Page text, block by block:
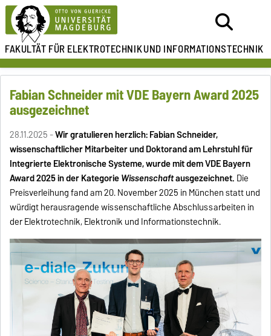
FAKULTÄT FÜR ELEKTROTECHNIKUND INFORMATIONSTECHNIK
Fabian Schneider mit VDE Bayern Award 2025
ausgezeichnet
28.11.2025 -Wir gratulieren herzlich: Fabian Schneider,
wissenschaftlicher Mitarbeiter und Doktorand am Lehrstuhl für
Integrierte Elektronische Systeme, wurde mit dem VDE Bayern
Award 2025 in der KategorieWissenschaftausgezeichnet. Die
Preisverleihung fand am 20. November 2025 in München statt und
würdigt herausragende wissenschaftliche Abschlussarbeiten in
der Elektrotechnik, Elektronik und Informationstechnik.